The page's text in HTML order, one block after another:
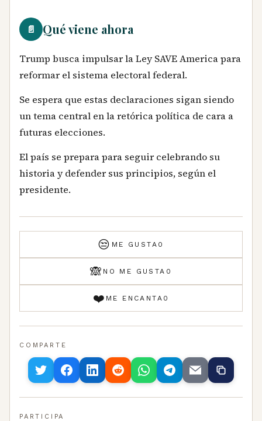
📄 Qué viene ahora
Trump busca impulsar la Ley SAVE America para
reformar el sistema electoral federal.
Se espera que estas declaraciones sigan siendo
un tema central en la retórica política de cara a
futuras elecciones.
El país se prepara para seguir celebrando su
historia y defender sus principios, según el
presidente.
😒 ME GUSTA 0
🙈 NO ME GUSTA 0
❤️ ME ENCANTA 0
COMPARTE
PARTICIPA